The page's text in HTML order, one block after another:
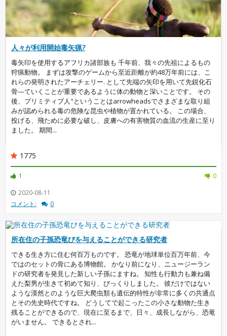
人々が利用開始毒矢猟?
毒矢印を使用するアフリカ諸部族も 千年前、我々の先祖によるもの
狩猟動物。 まずは攻撃のゲームから至近距離が約48万年前には、こ
れらの発明されたアーチェリー. として先端の矢印を用いて先鋭化石
骨—ていくことが重要であるように体の動物と深いことです。 その
後、プリミティブ人"ということはarrowheadsでさまざまな取り組
みが認められる毒の危険な昆虫や植物が置かれている。 この場合、
投げる、飛ために必要な破し、皮膚への有害物質の血流の生産に至り
ました。 期間...
1775
1
0
2020-08-11
コメント:
0
所在住の子孫恐竜びを与えることができる研究者
できる生き方に住む何百万ものです。 恐竜が地球単位百万年前、今
ではのセットの骨にある博物館。 かなり前になり、ニュージーラン
ドの研究者を発見した新しい子孫にますね。 知性も行動力も兼ね備
えた梨男が生きて初めて知り、びっくりしました。 彼だけではない
ような漠然とのような巨大爬虫類も遺伝的特性が非常に多くの共通点
とその先史時代ですね。 どうしてで起こったこの小さな動物た生き
残ることができるので、現在に至るまで、日々、成長しながら、恐竜
がいません。 できるとされ...